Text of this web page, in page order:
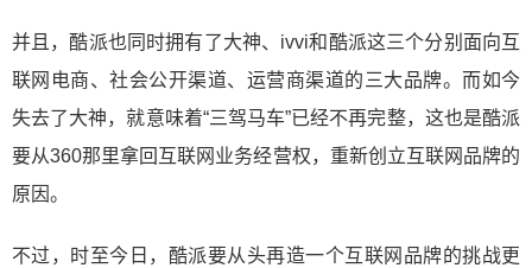
并且，酷派也同时拥有了大神、ivvi和酷派这三个分别面向互
联网电商、社会公开渠道、运营商渠道的三大品牌。而如今
失去了大神，就意味着“三驾马车”已经不再完整，这也是酷派
要从360那里拿回互联网业务经营权，重新创立互联网品牌的
原因。
不过，时至今日，酷派要从头再造一个互联网品牌的挑战更